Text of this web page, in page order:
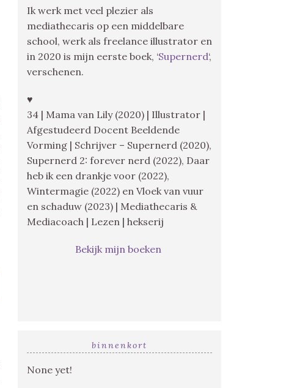
Ik werk met veel plezier als
mediathecaris op een middelbare
school, werk als freelance illustrator en
in 2020 is mijn eerste boek, ‘Supernerd‘,
verschenen.
♥
34 | Mama van Lily (2020) | Illustrator |
Afgestudeerd Docent Beeldende
Vorming | Schrijver – Supernerd (2020),
Supernerd 2: forever nerd (2022), Daar
heb ik een drankje voor (2022),
Wintermagie (2022) en Vloek van vuur
en schaduw (2023) | Mediathecaris &
Mediacoach | Lezen | hekserij
Bekijk mijn boeken
binnenkort
None yet!